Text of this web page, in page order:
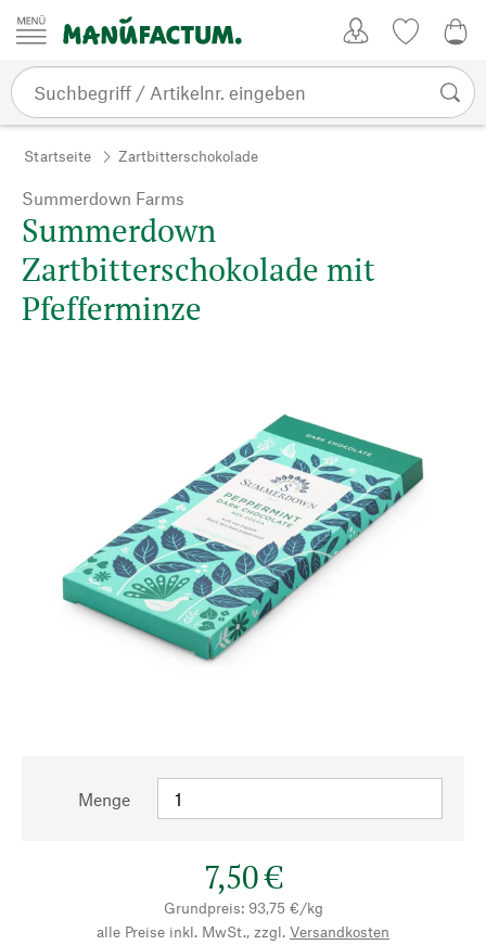
Zum Inhalt springen
Startseite Zartbitterschokolade
Summerdown Farms
Summerdown
Zartbitterschokolade mit
Pfefferminze
Menge
7,50 €
Grundpreis: 93,75 €/kg
alle Preise inkl. MwSt., zzgl. Versandkosten